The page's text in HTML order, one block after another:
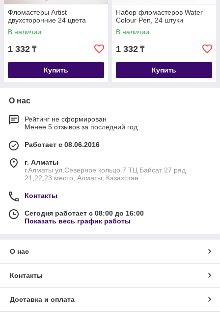
Фломастеры Artist
двухсторонние 24 цвета
В наличии
1 332 ₸
Купить
Набор фломастеров Water
Colour Pen, 24 штуки
В наличии
1 332 ₸
Купить
О нас
Рейтинг не сформирован
Менее 5 отзывов за последний год
Работает с 08.06.2016
г. Алматы
г.Алматы ул.Северное кольцо 7 ТЦ Байсат 27 ряд
21,22,23 место, Алматы, Казахстан
Контакты
Сегодня работает с 08:00 до 16:00
Показать весь график работы
О нас
Контакты
Доставка и оплата